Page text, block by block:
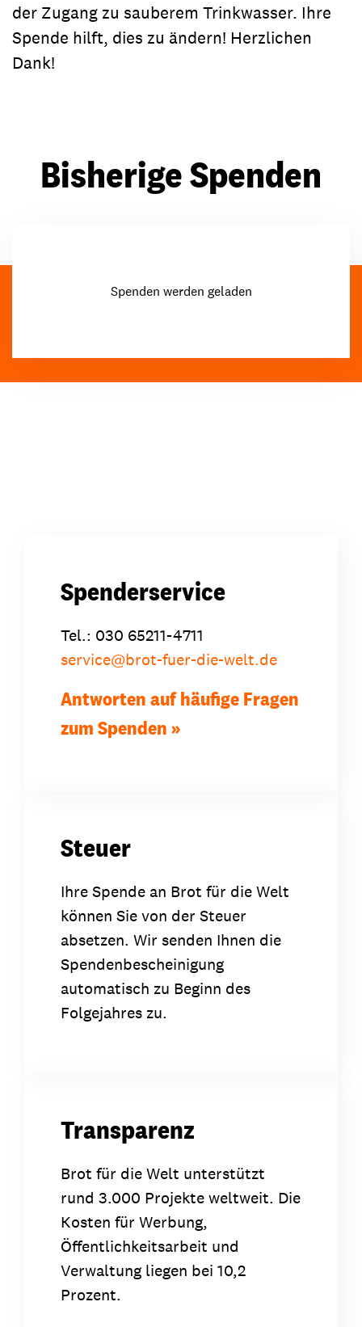
der Zugang zu sauberem Trinkwasser. Ihre
Spende hilft, dies zu ändern! Herzlichen
Dank!
Bisherige Spenden
Spenden werden geladen
Spenderservice
Tel.: 030 65211-4711
service@brot-fuer-die-welt.de
Antworten auf häufige Fragen
zum Spenden
Steuer
Ihre Spende an Brot für die Welt
können Sie von der Steuer
absetzen. Wir senden Ihnen die
Spendenbescheinigung
automatisch zu Beginn des
Folgejahres zu.
Transparenz
Brot für die Welt unterstützt
rund 3.000 Projekte weltweit. Die
Kosten für Werbung,
Öffentlichkeitsarbeit und
Verwaltung liegen bei 10,2
Prozent.